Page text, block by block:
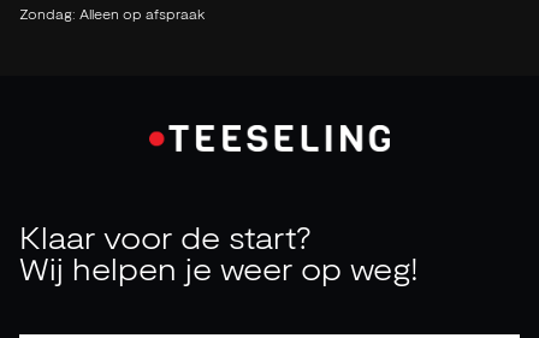
Zondag: Alleen op afspraak
Klaar voor de start?
Wij helpen je weer op weg!